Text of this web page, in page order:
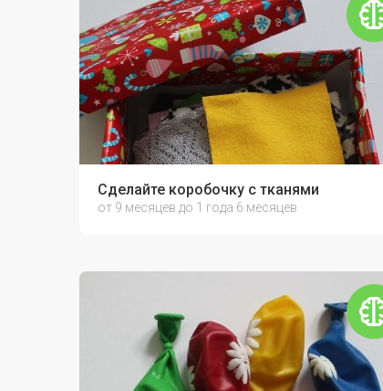
Сделайте коробочку с тканями
от 9 месяцев до 1 года 6 месяцев